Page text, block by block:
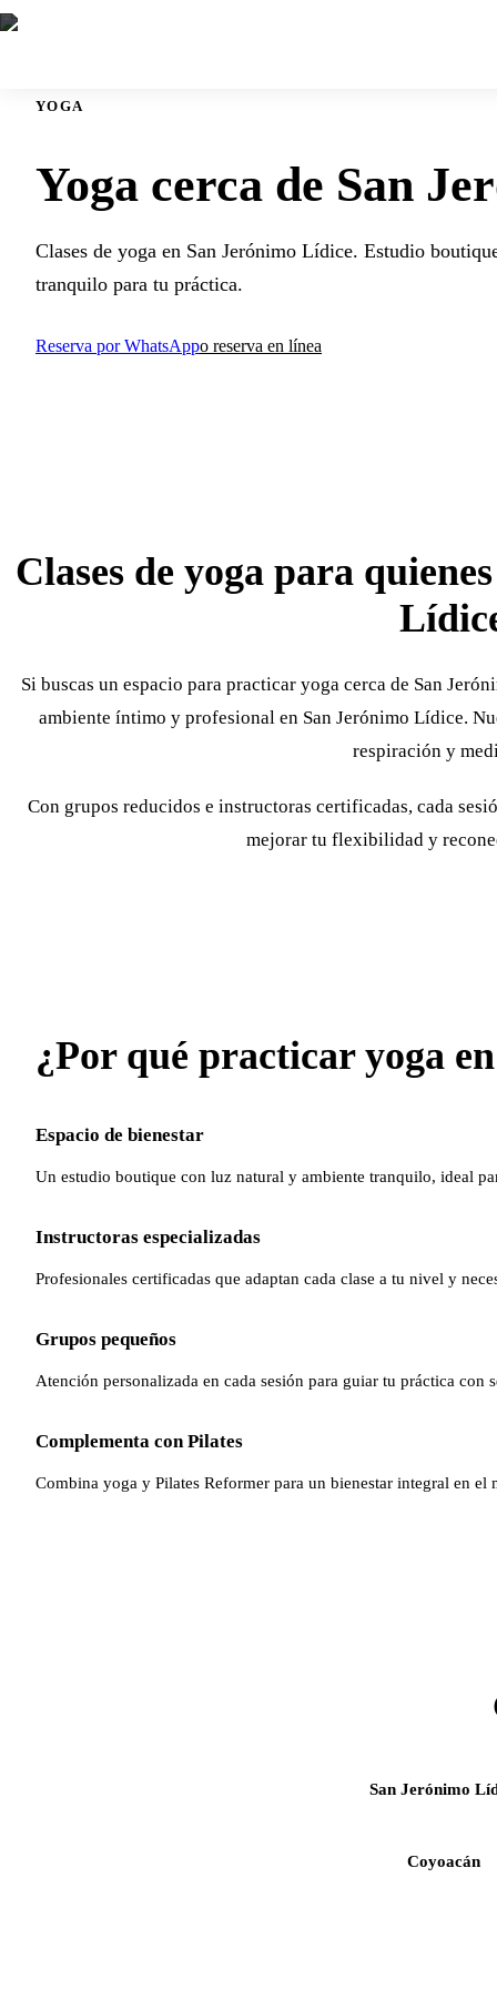
YOGA
Yoga cerca de San
Clases de yoga en San Jerónimo Lídice. Estudio
tranquilo para tu práctica.
Reserva por WhatsAppo reserva en línea
Clases de yoga para
Si buscas un espacio para practicar yoga cerca de San
ambiente íntimo y profesional en San Jerónimo Lídice.
respiración y
Con grupos reducidos e instructoras certificadas, cada
mejorar tu flexibilidad y
¿Por qué practicar yoga
Espacio de bienestar
Un estudio boutique con luz natural y ambiente tranquilo, ideal
Instructoras especializadas
Profesionales certificadas que adaptan cada clase a tu nivel y
Grupos pequeños
Atención personalizada en cada sesión para guiar tu práctica con
Complementa con Pilates
Combina yoga y Pilates Reformer para un bienestar integral en el
San Jerónimo
Coyoacán